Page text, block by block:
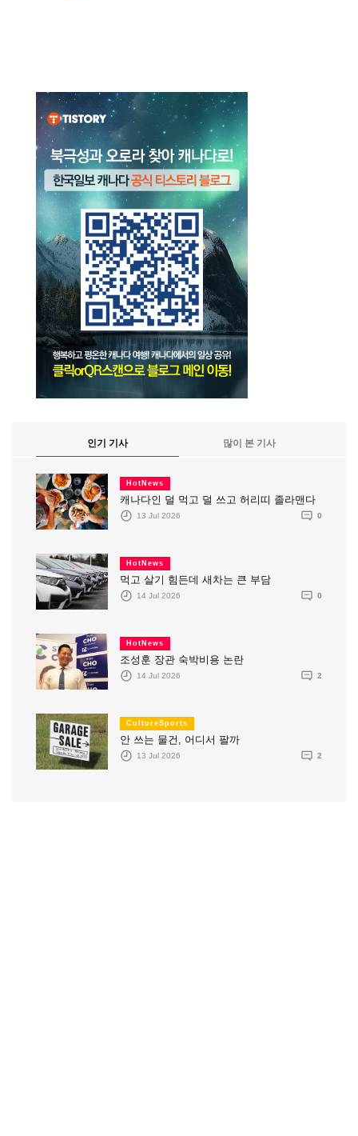
인기 기사 많이 본 기사
HotNews
캐나다인 덜 먹고 덜 쓰고 허리띠 졸라맨다
13 Jul 2026 0
HotNews
먹고 살기 힘든데 새차는 큰 부담
14 Jul 2026 0
HotNews
조성훈 장관 숙박비용 논란
14 Jul 2026 2
CultureSports
안 쓰는 물건, 어디서 팔까
13 Jul 2026 2